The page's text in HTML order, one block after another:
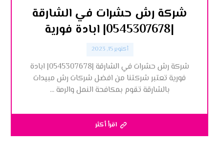
شركة رش حشرات في الشارقة
|0545307678| ابادة فورية
أكتوبر 15, 2023
شركة رش حشرات في الشارقة |0545307678| ابادة
فورية تعتبر شركتنا من افضل شركات رش مبيدات
بالشارقة تقوم بمكافحة النمل والرمة ...
اقرأ أكثر